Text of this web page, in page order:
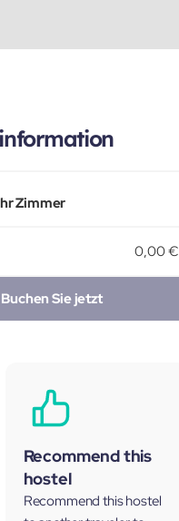
Zimmer
0,00 €
Buchen Sie jetzt
Recommend this
hostel
Recommend this hostel